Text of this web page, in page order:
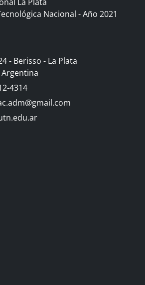
Nacional - Año 2021
- Berisso - La Plata
4314